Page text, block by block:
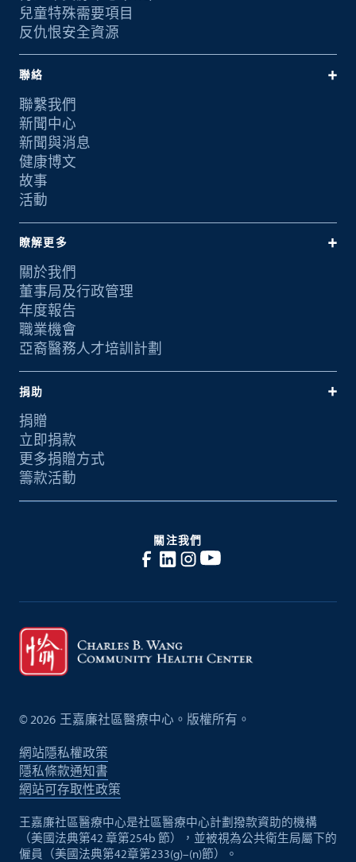
兒童特殊需要項目
反仇恨安全資源
聯絡
聯繫我們
新聞中心
新聞與消息
健康博文
故事
活動
瞭解更多
關於我們
董事局及行政管理
年度報告
職業機會
亞裔醫務人才培訓計劃
捐助
捐贈
立即捐款
更多捐贈方式
籌款活動
關注我們
©2026 王嘉廉社區醫療中心。版權所有。
網站隱私權政策
隱私條款通知書
網站可存取性政策
王嘉廉社區醫療中心是社區醫療中心計劃撥款資助的機構
（美國法典第42 章第254b 節），並被視為公共衛生局屬下的
僱員（美國法典第42章第233(g)–(n)節）。